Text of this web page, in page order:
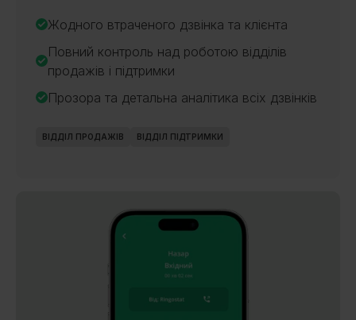
Жодного втраченого дзвінка та клієнта
Повний контроль над роботою відділів
продажів і підтримки
Прозора та детальна аналітика всіх дзвінків
ВІДДІЛ ПРОДАЖІВ ВІДДІЛ ПІДТРИМКИ